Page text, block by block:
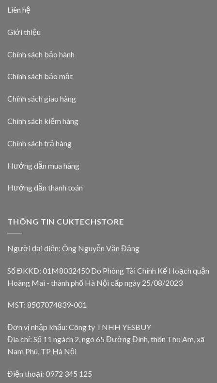
Liên hệ
Giới thiệu
Chính sách bảo hành
Chính sách bảo mật
Chính sách giao hàng
Chính sách kiểm hàng
Chính sách trả hàng
Hướng dẫn mua hàng
Hướng dẫn thanh toán
THÔNG TIN CUKTECHSTORE
Người đại diện: Ông Nguyễn Văn Đảng
Số ĐKKD: 01M8032450 Do Phòng Tài Chính Kế Hoạch quận
Hoàng Mai - thành phố Hà Nội cấp ngày 25/08/2023
MST: 8507074839-001
Đơn vị nhập khẩu: Công ty TNHH YESBUY
Đia chỉ: Số 11 ngách 2, ngõ 65 Đường Đình, thôn Thọ Am, xã
Nam Phú, TP Hà Nội
Điện thoại: 0972 345 125